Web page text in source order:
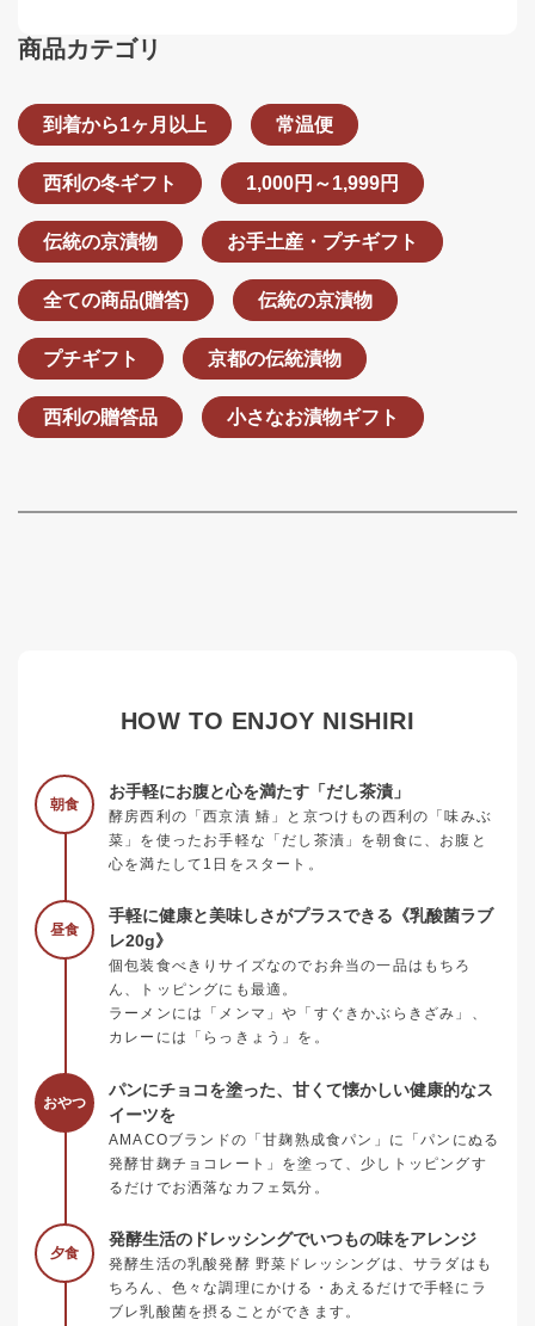
商品カテゴリ
到着から1ヶ月以上 常温便
西利の冬ギフト 1,000円～1,999円
伝統の京漬物 お手土産・プチギフト
全ての商品(贈答) 伝統の京漬物
プチギフト 京都の伝統漬物
西利の贈答品 小さなお漬物ギフト
HOW TO ENJOY NISHIRI
朝食
お手軽にお腹と心を満たす「だし茶漬」
酵房西利の「西京漬 鰆」と京つけもの西利の「味みぶ
菜」を使ったお手軽な「だし茶漬」を朝食に、お腹と
心を満たして1日をスタート。
昼食
手軽に健康と美味しさがプラスできる《乳酸菌ラブ
レ20g》
個包装食べきりサイズなのでお弁当の一品はもちろ
ん、トッピングにも最適。
ラーメンには「メンマ」や「すぐきかぶらきざみ」、
カレーには「らっきょう」を。
おやつ
パンにチョコを塗った、甘くて懐かしい健康的なス
イーツを
AMACOブランドの「甘麹熟成食パン」に「パンにぬる
発酵甘麹チョコレート」を塗って、少しトッピングす
るだけでお洒落なカフェ気分。
夕食
発酵生活のドレッシングでいつもの味をアレンジ
発酵生活の乳酸発酵 野菜ドレッシングは、サラダはも
ちろん、色々な調理にかける・あえるだけで手軽にラ
ブレ乳酸菌を摂ることができます。